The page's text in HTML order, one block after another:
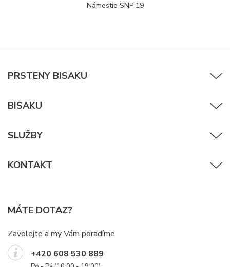
Námestie SNP 19
PRSTENY BISAKU
BISAKU
SLUŽBY
KONTAKT
MÁTE DOTAZ?
Zavolejte a my Vám poradíme
+420 608 530 889